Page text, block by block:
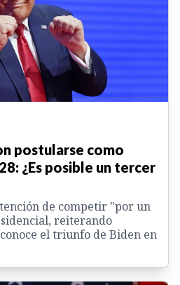
postularse como
¿Es posible un tercer
de competir "por un
reiterando
el triunfo de Biden en